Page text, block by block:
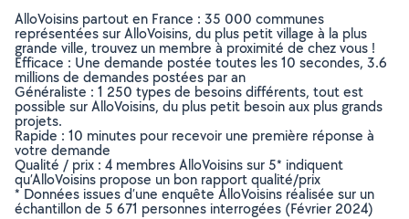
AlloVoisins partout en France : 35 000 communes
représentées sur AlloVoisins, du plus petit village à la plus
grande ville, trouvez un membre à proximité de chez vous !
Efficace : Une demande postée toutes les 10 secondes, 3.6
millions de demandes postées par an
Généraliste : 1 250 types de besoins différents, tout est
possible sur AlloVoisins, du plus petit besoin aux plus grands
projets.
Rapide : 10 minutes pour recevoir une première réponse à
votre demande
Qualité / prix : 4 membres AlloVoisins sur 5* indiquent
qu’AlloVoisins propose un bon rapport qualité/prix
* Données issues d’une enquête AlloVoisins réalisée sur un
échantillon de 5 671 personnes interrogées (Février 2024)